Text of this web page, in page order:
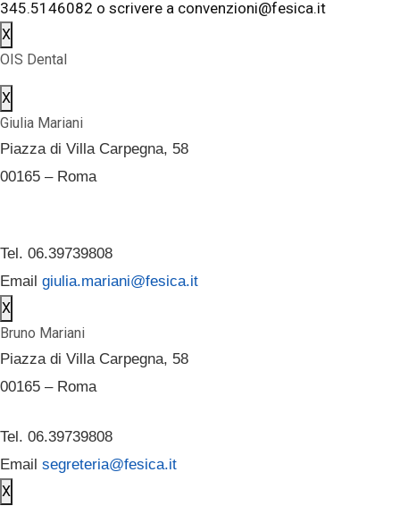
345.5146082 o scrivere a convenzioni@fesica.it
X
OIS Dental
X
Giulia Mariani
Piazza di Villa Carpegna, 58
00165 – Roma
Tel. 06.39739808
Email giulia.mariani@fesica.it
X
Bruno Mariani
Piazza di Villa Carpegna, 58
00165 – Roma
Tel. 06.39739808
Email segreteria@fesica.it
X